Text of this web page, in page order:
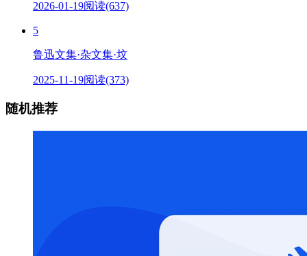
2026-01-19阅读(637)
5
鲁迅文集·杂文集·坟
2025-11-19阅读(373)
随机推荐